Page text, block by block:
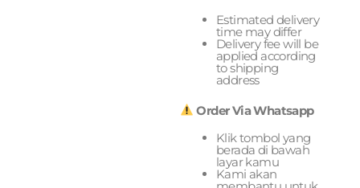
Estimated delivery
time may differ
Delivery fee will be
applied according
to shipping
address
Order Via Whatsapp
Klik tombol yang
berada di bawah
layar kamu
Kami akan